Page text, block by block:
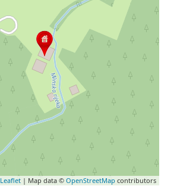
Leaflet | Map data © OpenStreetMap contributors